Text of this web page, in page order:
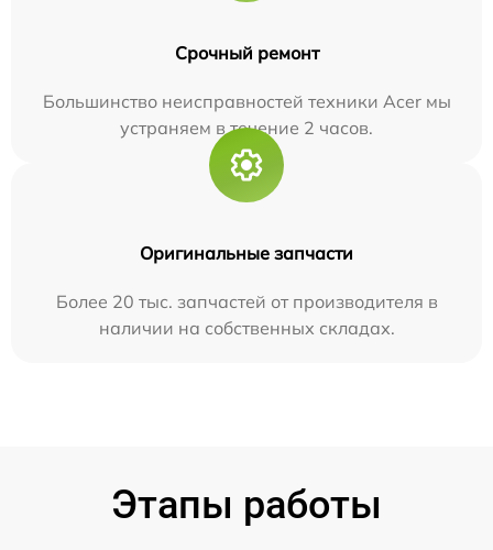
Срочный ремонт
Большинство неисправностей техники Acer мы
устраняем в течение 2 часов.
Оригинальные запчасти
Более 20 тыс. запчастей от производителя в
наличии на собственных складах.
Этапы работы